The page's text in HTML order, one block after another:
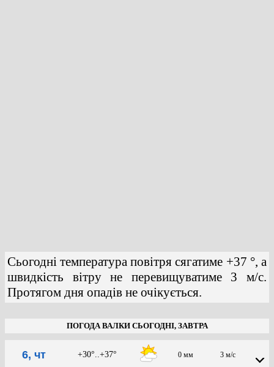
Сьогодні температура повітря сягатиме +37 °, а
швидкість вітру не перевищуватиме 3 м/с.
Протягом дня опадів не очікується.
ПОГОДА ВАЛКИ СЬОГОДНІ, ЗАВТРА
6, чт +30°..+37° 0 мм 3 м/с